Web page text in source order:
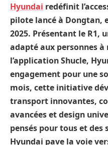
Hyundai redéfinit
pilote lancé à Dongtan,
2025. Présentant le R1,
adapté aux personnes
l’application Shucle,
engagement pour une
mois, cette initiative
transport innovantes,
avancées et design
pensés pour tous et des
Hyundai pave la voie